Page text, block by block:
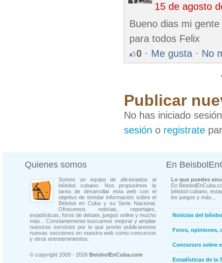
15 de agosto
Bueno dias mi
para todos Felix
0 · Me gusta · No
Publicar
No has iniciado
sesión o registrate
Quienes somos
Somos un equipo de aficionados al
béisbol cubano. Nos propusimos la
tarea de desarrollar esta web con el
objetivo de brindar información sobre el
Béisbol en Cuba y su Serie Nacional.
Ofrecemos noticias, reportajes,
estadísticas, foros de debate, juegos online y mucho
más... Constantemente buscamos mejorar y ampliar
nuestros servicios por lo que pronto publicaremos
nuevas secciones en nuestra web como concursos
y otros entretenimientos.
© copyright 2009 - 2026 BeisbolEnCuba.com
En
Lo que puedes
En
béisbol cubano,
los juegos y más...
Noticias del
Foros, opiniones,
Concursos sobre
Estadísticas de la